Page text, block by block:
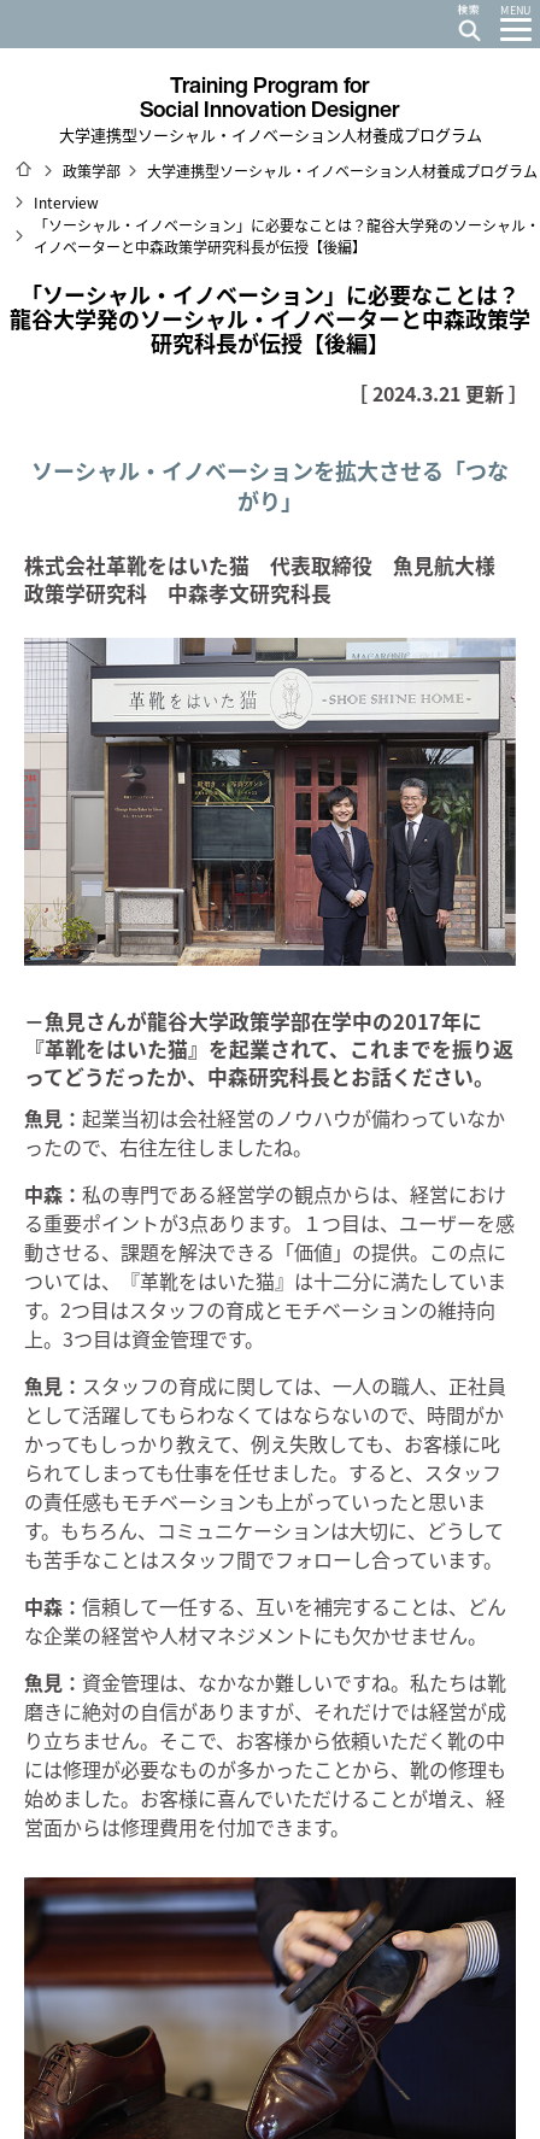
MENU
Training Program for
Social Innovation Designer
大学連携型ソーシャル・イノベーション人材養成プログラム
ホーム
政策学部
大学連携型ソーシャル・イノベーション人材養成プログラム
Interview
「ソーシャル・イノベーション」に必要なことは？龍谷大学発のソーシャル・
イノベーターと中森政策学研究科長が伝授【後編】
「ソーシャル・イノベーション」に必要なことは？
龍谷大学発のソーシャル・イノベーターと中森政策学
研究科長が伝授【後編】
［ 2024.3.21 更新 ］
ソーシャル・イノベーションを拡大させる「つな
がり」
株式会社革靴をはいた猫 代表取締役 魚見航大様
政策学研究科 中森孝文研究科長
－魚見さんが龍谷大学政策学部在学中の2017年に
『革靴をはいた猫』を起業されて、これまでを振り返
ってどうだったか、中森研究科長とお話ください。
魚見： 起業当初は会社経営のノウハウが備わっていなか
ったので、右往左往しましたね。
中森： 私の専門である経営学の観点からは、経営におけ
る重要ポイントが3点あります。１つ目は、ユーザーを感
動させる、課題を解決できる「価値」の提供。この点に
ついては、『革靴をはいた猫』は十二分に満たしていま
す。2つ目はスタッフの育成とモチベーションの維持向
上。3つ目は資金管理です。
魚見： スタッフの育成に関しては、一人の職人、正社員
として活躍してもらわなくてはならないので、時間がか
かってもしっかり教えて、例え失敗しても、お客様に叱
られてしまっても仕事を任せました。すると、スタッフ
の責任感もモチベーションも上がっていったと思いま
す。もちろん、コミュニケーションは大切に、どうして
も苦手なことはスタッフ間でフォローし合っています。
中森： 信頼して一任する、互いを補完することは、どん
な企業の経営や人材マネジメントにも欠かせません。
魚見： 資金管理は、なかなか難しいですね。私たちは靴
磨きに絶対の自信がありますが、それだけでは経営が成
り立ちません。そこで、お客様から依頼いただく靴の中
には修理が必要なものが多かったことから、靴の修理も
始めました。お客様に喜んでいただけることが増え、経
営面からは修理費用を付加できます。